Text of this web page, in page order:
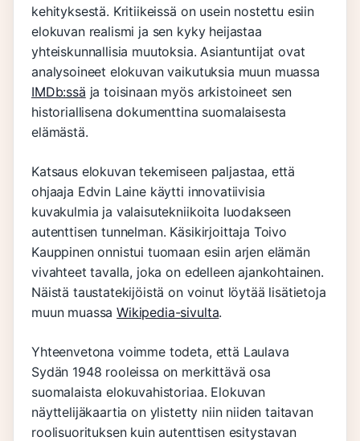
kehityksestä. Kritiikeissä on usein nostettu esiin
elokuvan realismi ja sen kyky heijastaa
yhteiskunnallisia muutoksia. Asiantuntijat ovat
analysoineet elokuvan vaikutuksia muun muassa
IMDb:ssä ja toisinaan myös arkistoineet sen
historiallisena dokumenttina suomalaisesta
elämästä.
Katsaus elokuvan tekemiseen paljastaa, että
ohjaaja Edvin Laine käytti innovatiivisia
kuvakulmia ja valaisutekniikoita luodakseen
autenttisen tunnelman. Käsikirjoittaja Toivo
Kauppinen onnistui tuomaan esiin arjen elämän
vivahteet tavalla, joka on edelleen ajankohtainen.
Näistä taustatekijöistä on voinut löytää lisätietoja
muun muassaWikipedia-sivulta.
Yhteenvetona voimme todeta, että Laulava
Sydän 1948 rooleissa on merkittävä osa
suomalaista elokuvahistoriaa. Elokuvan
näyttelijäkaartia on ylistetty niin niiden taitavan
roolisuorituksen kuin autenttisen esitystavan